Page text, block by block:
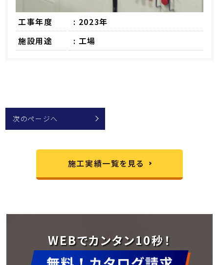
工事年度
: 2023年
施設用途
: 工場
次のページへ
施工実績一覧を見る
WEBでカンタン10秒！